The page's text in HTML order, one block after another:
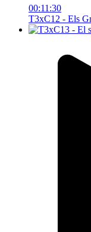
00:11:30
T3xC12 - Els